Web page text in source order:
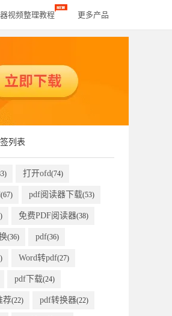
视频整理教程 更多产品
列表
打开ofd(74)
(67) pdf阅读器下载(53)
免费PDF阅读器(38)
(36) pdf(36)
Word转pdf(27)
pdf下载(24)
荐(22) pdf转换器(22)